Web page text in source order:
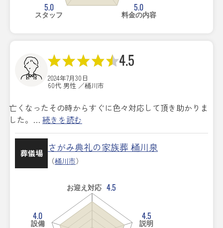
5.0
料金の内容
5.0
スタッフ
4.5
2024年7月30日
60代 男性 ／桶川市
亡くなったその時からすぐに色々対応して頂き助かりま
した。… 続きを読む
葬儀場 さがみ典礼の家族葬 桶川泉
（桶川市）
お迎え対応 4.5
4.5
説明
4.0
設備